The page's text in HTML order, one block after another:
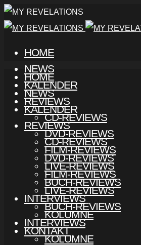
HOME
NEWS
KALENDER
REVIEWS
CD-REVIEWS
DVD-REVIEWS
FILM-REVIEWS
LIVE-REVIEWS
BUCH-REVIEWS
INTERVIEWS
KOLUMNE
KONTAKT
HOME
NEWS
KALENDER
REVIEWS
CD-REVIEWS
DVD-REVIEWS
FILM-REVIEWS
LIVE-REVIEWS
BUCH-REVIEWS
INTERVIEWS
KOLUMNE